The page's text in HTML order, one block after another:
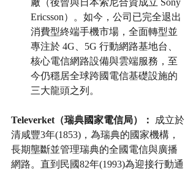
廠（後曾與日本索尼合資成立 Sony
Ericsson）。如今，公司已完全退出
消費型終端手機市場，全面轉型並
專注於 4G、5G 行動網路基地台、
核心電信網路設備與雲端服務，至
今仍穩居全球跨國電信基礎設施的
三大龍頭之列。
Televerket（瑞典國家電信局）：
成立於
清咸豐3年(1853)，為瑞典的國家機構，
長期壟斷並管理瑞典的全國電信與廣播
網路。直到民國82年(1993)為迎接行動通